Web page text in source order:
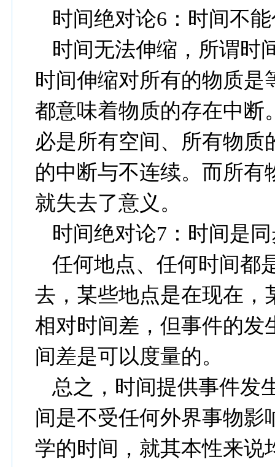
时间绝对论6 ：时间不
时间无法伸缩，所谓时
时间伸缩对所有的物质是
都意味着物质的存在中断
必是所有空间、所有物质
的中断与不连续。而所有
就失去了意义。
时间绝对论7 ：时间是
任何地点、任何时间都
去，某些地点是在现在，
相对时间差，但事件的发
间差是可以度量的。
总之，时间提供事件发
间是不受任何外界事物影
学的时间，就其本性来说